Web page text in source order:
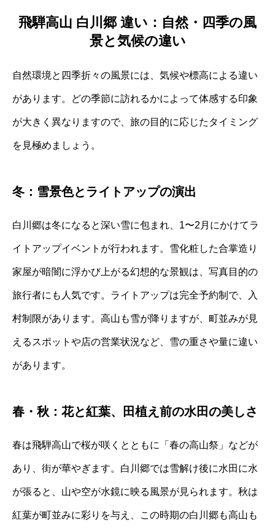
飛騨高山 白川郷 違い：自然・四季の風
景と気候の違い
自然環境と四季折々の風景には、気候や標高による違い
があります。どの季節に訪れるかによって体感する印象
が大きく異なりますので、旅の目的に応じたタイミング
を見極めましょう。
冬：雪景色とライトアップの演出
白川郷は冬になると深い雪に包まれ、1〜2月にかけてラ
イトアップイベントが行われます。雪化粧した合掌造り
家屋が暗闇に浮かび上がる幻想的な景観は、写真目的の
旅行者にも人気です。ライトアップは完全予約制で、入
村制限があります。高山も雪が降りますが、町並みが見
えるスポットや店の営業状況など、雪の重さや量に違い
があります。
春・秋：花と紅葉、田植え前の水田の美しさ
春は飛騨高山で桜が咲くとともに「春の高山祭」などが
あり、街が華やぎます。白川郷では雪解け後に水田に水
が張ると、山や空が水鏡に映る風景が見られます。秋は
紅葉が町並みに彩りを与え、この時期の白川郷も高山も